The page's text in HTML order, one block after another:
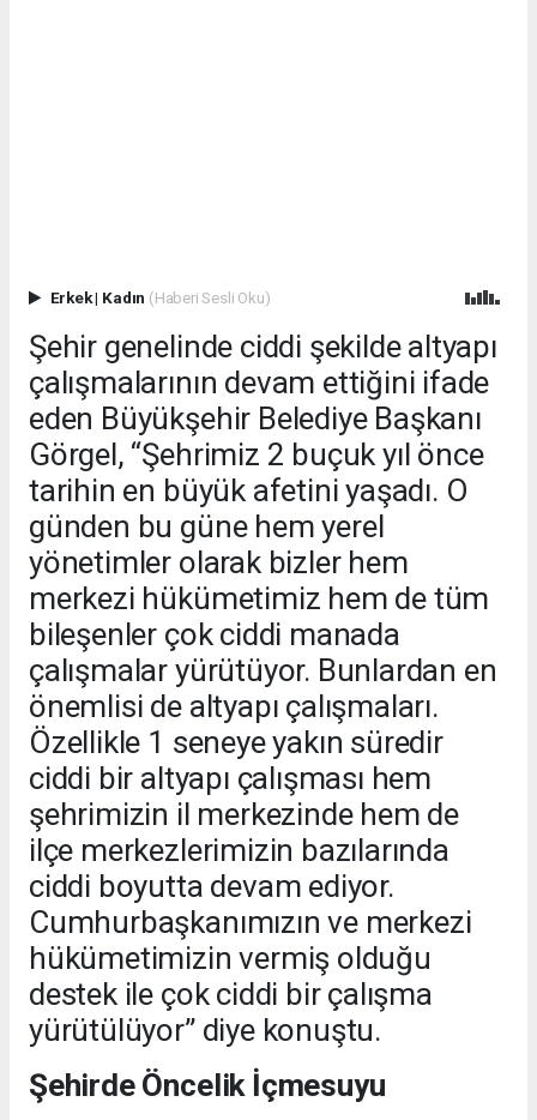
Erkek| Kadın (Haberi Sesli Oku)
Şehir genelinde ciddi şekilde altyapı
çalışmalarının devam ettiğini ifade
eden Büyükşehir Belediye Başkanı
Görgel, “Şehrimiz 2 buçuk yıl önce
tarihin en büyük afetini yaşadı. O
günden bu güne hem yerel
yönetimler olarak bizler hem
merkezi hükümetimiz hem de tüm
bileşenler çok ciddi manada
çalışmalar yürütüyor. Bunlardan en
önemlisi de altyapı çalışmaları.
Özellikle 1 seneye yakın süredir
ciddi bir altyapı çalışması hem
şehrimizin il merkezinde hem de
ilçe merkezlerimizin bazılarında
ciddi boyutta devam ediyor.
Cumhurbaşkanımızın ve merkezi
hükümetimizin vermiş olduğu
destek ile çok ciddi bir çalışma
yürütülüyor” diye konuştu.
Şehirde Öncelik İçmesuyu